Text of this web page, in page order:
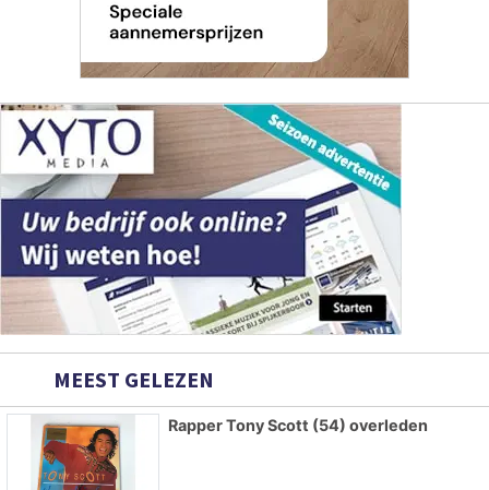
MEEST GELEZEN
Rapper Tony Scott (54) overleden